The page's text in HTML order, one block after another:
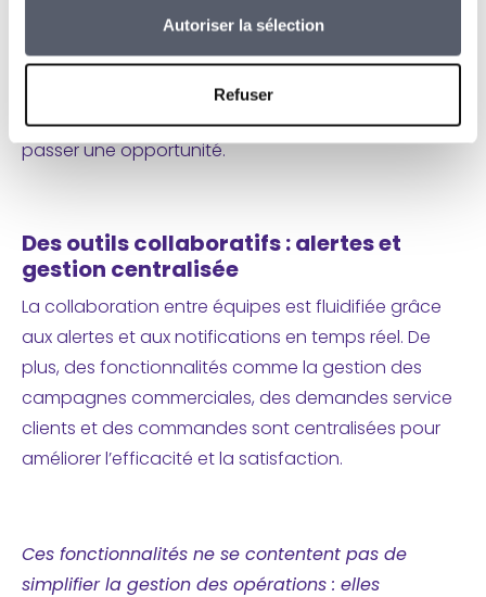
Autoriser la sélection
Refuser
Le suivi du cycle de vente est optimisé pour
maximiser les taux de conversion. Depuis la
prospection jusqu’à la finalisation des contrats,
chaque étape est suivie pour ne jamais laisser
passer une opportunité.
Des outils collaboratifs : alertes et
gestion centralisée
La collaboration entre équipes est fluidifiée grâce
aux alertes et aux notifications en temps réel. De
plus, des fonctionnalités comme la gestion des
campagnes commerciales, des demandes service
clients et des commandes sont centralisées pour
améliorer l’efficacité et la satisfaction.
Ces fonctionnalités ne se contentent pas de
simplifier la gestion des opérations : elles